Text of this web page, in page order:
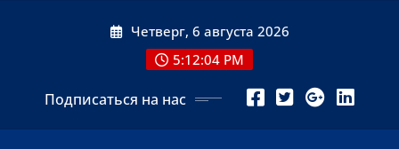
Четверг, 6 августа 2026
5:12:05 PM
Подписаться на нас